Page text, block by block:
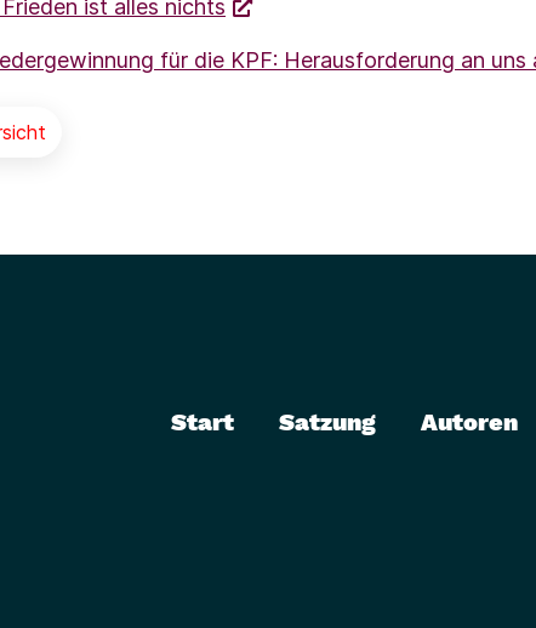
ist alles nichts
für die KPF: Herausforderung an uns
Start Satzung Autoren